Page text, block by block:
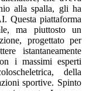
alla spalla, gli ha
Questa piattaforma
ma piuttosto un
progettato per
istantaneamente
i massimi esperti
della
sportive. Spinto